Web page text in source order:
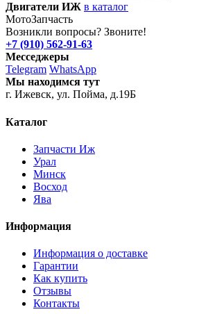
Двигатели ИЖ в каталог
МотоЗапчасть
Возникли вопросы? Звоните!
+7 (910) 562-91-63
Месседжеры
Telegram WhatsApp
Мы находимся тут
г. Ижевск, ул. Пойма, д.19Б
Каталог
Запчасти Иж
Урал
Минск
Восход
Ява
Информация
Информация о доставке
Гарантии
Как купить
Отзывы
Контакты